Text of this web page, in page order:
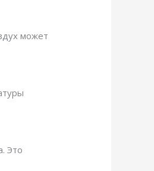
может
Это